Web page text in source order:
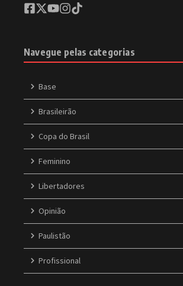
Navegue pelas categorias
Base
Brasileirão
Copa do Brasil
Feminino
Libertadores
Opinião
Paulistão
Profissional